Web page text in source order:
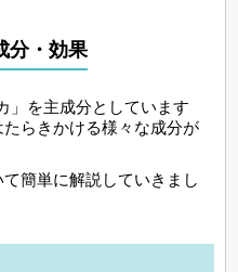
分・効果
」を主成分としています
らきかける様々な成分が
簡単に解説していきまし